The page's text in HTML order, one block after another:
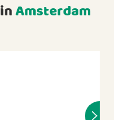
inAmsterdam